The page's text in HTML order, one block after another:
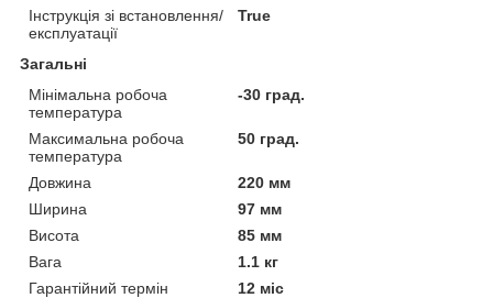
Інструкція зі встановлення/
експлуатації
True
Загальні
Мінімальна робоча
температура
-30 град.
Максимальна робоча
температура
50 град.
Довжина
220 мм
Ширина
97 мм
Висота
85 мм
Вага
1.1 кг
Гарантійний термін
12 міс